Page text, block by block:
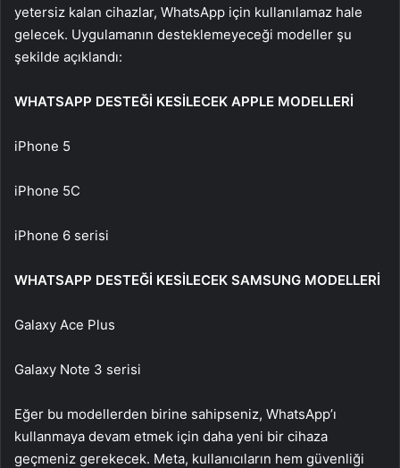
yetersiz kalan cihazlar, WhatsApp için kullanılamaz hale
gelecek. Uygulamanın desteklemeyeceği modeller şu
şekilde açıklandı:
WHATSAPP DESTEĞİ KESİLECEK APPLE MODELLERİ
iPhone 5
iPhone 5C
iPhone 6 serisi
WHATSAPP DESTEĞİ KESİLECEK SAMSUNG MODELLERİ
Galaxy Ace Plus
Galaxy Note 3 serisi
Eğer bu modellerden birine sahipseniz, WhatsApp’ı
kullanmaya devam etmek için daha yeni bir cihaza
geçmeniz gerekecek. Meta, kullanıcıların hem güvenliği